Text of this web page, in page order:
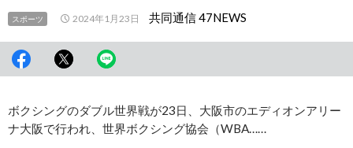
スポーツ 2024年1月23日 共同通信 47NEWS
ボクシングのダブル世界戦が23日、大阪市のエディオンアリー
ナ大阪で行われ、世界ボクシング協会（WBA……